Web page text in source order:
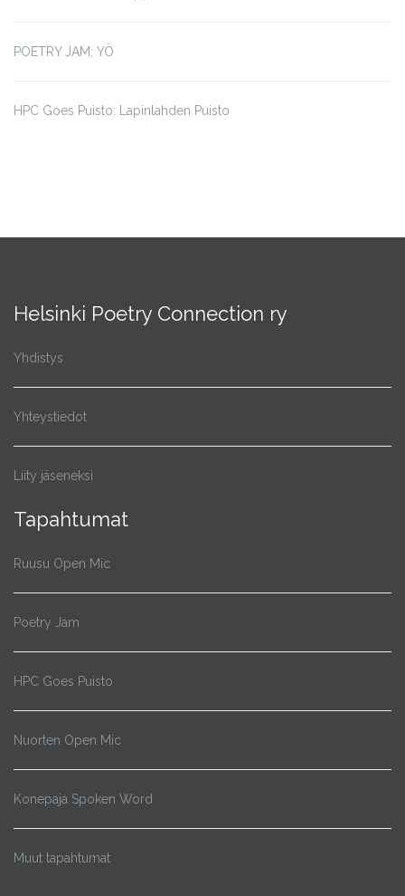
POETRY JAM: YÖ
HPC Goes Puisto: Lapinlahden Puisto
Helsinki Poetry Connection ry
Yhdistys
Yhteystiedot
Liity jäseneksi
Tapahtumat
Ruusu Open Mic
Poetry Jam
HPC Goes Puisto
Nuorten Open Mic
Konepaja Spoken Word
Muut tapahtumat